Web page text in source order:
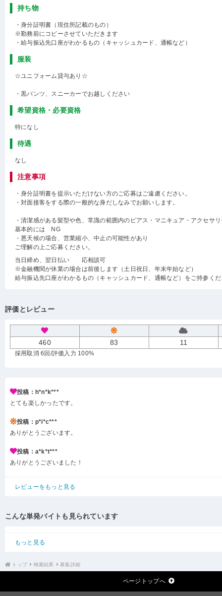
持ち物
・身分証明書（現住所記載のもの）
※勤務前にコピーさせていただきます
・給与振込先口座がわかるもの（キャッシュカード、通帳など）
服装
☆ユニフォーム貸与あり☆
・黒パンツ、スニーカーでお越しください
希望資格・必要資格
特になし
待遇
なし
注意事項
・身分証明書を提示いただけない方のご応募はご遠慮ください。
・対面接客をする際の一般的な身だしなみでお願いします。
・清潔感がある髪型や色、常識の範囲内のピアス・マニキュア・アクセサ
基本的には NG
・悪天候の場合、営業縮小、中止の可能性があり
ご理解の上ご応募ください。
当日締め、翌日払い 応相談可
※金融機関が休業の場合は前後します（土日祝日、年末年始など）
給与振込先口座がわかるもの（キャッシュカード、通帳など）をご持参く
評価とレビュー
460 83 11
採用取消 6回 /評価入力 100%
投稿：h*n*k***
とても楽しかったです。
投稿：p*i*c***
ありがとうございます。
投稿：a*k*t***
ありがとうございました！
レビューをもっと見る
こんな単発バイトも見られています
もっと見る
トップ 検索結果 募集詳細
ページトップへ